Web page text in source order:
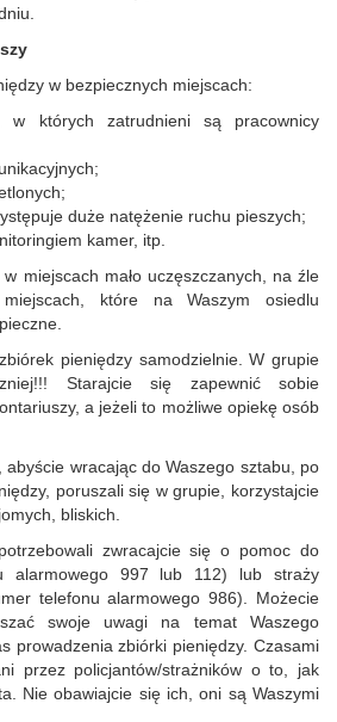
w bezpiecznych miejscach:
w których zatrudnieni są pracownicy
duże natężenie ruchu pieszych;
kamer, itp.
miejscach mało uczęszczanych, na źle
które na Waszym osiedlu
pieniędzy samodzielnie. W grupie
Starajcie się zapewnić sobie
a jeżeli to możliwe opiekę osób
abyście wracając do Waszego sztabu, po
poruszali się w grupie, korzystajcie
bliskich.
zwracajcie się o pomoc do
alarmowego 997 lub 112) lub straży
telefonu alarmowego 986). Możecie
swoje uwagi na temat Waszego
prowadzenia zbiórki pieniędzy. Czasami
przez policjantów/strażników o to, jak
Nie obawiajcie się ich, oni są Waszymi